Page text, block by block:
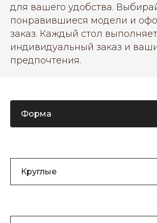
для вашего удобства.
понравившиеся модели и
заказ. Каждый стол
индивидуальный заказ и
предпочтения.